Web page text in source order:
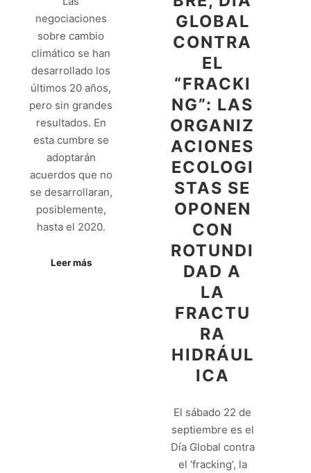
negociaciones
sobre cambio
climático se han
desarrollado los
últimos 20 años,
pero sin grandes
resultados. En
esta cumbre se
adoptarán
acuerdos que no
se desarrollaran,
posiblemente,
hasta el 2020.
Leer más
GLOBAL
CONTRA
EL
“FRACKI
NG”: LAS
ORGANIZ
ACIONES
ECOLOGI
STAS SE
OPONEN
CON
ROTUNDI
DAD A
LA
FRACTU
RA
HIDRÁUL
ICA
El sábado 22 de
septiembre es el
Día Global contra
el ‘fracking’, la